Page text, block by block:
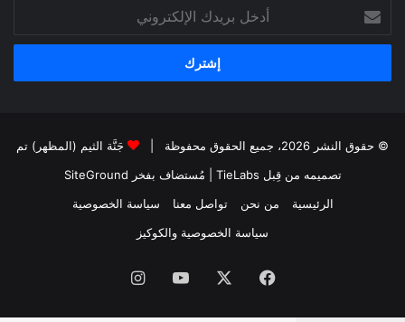
بريدك
الإلكتروني
© حقوق النشر 2026، جميع الحقوق محفوظة |
جَنَّة الثيم (المظهر) تم
تصميمه من قِبل TieLabs
| مُستضاف بفخر SiteGround
الرئيسية
من نحن تواصل معنا
سياسة الخصوصية
سياسة الخصوصية والكوكيز
فيسبوك ‫YouTubeانستقرام